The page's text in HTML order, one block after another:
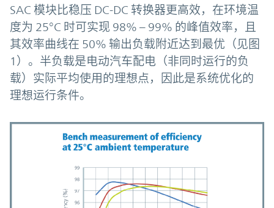
SAC 模块比稳压 DC-DC 转换器更高效，在环境温
度为 25°C 时可实现 98% – 99% 的峰值效率，且
其效率曲线在 50% 输出负载附近达到最优（见图
1）。半负载是电动汽车配电（非同时运行的负
载）实际平均使用的理想点，因此是系统优化的
理想运行条件。